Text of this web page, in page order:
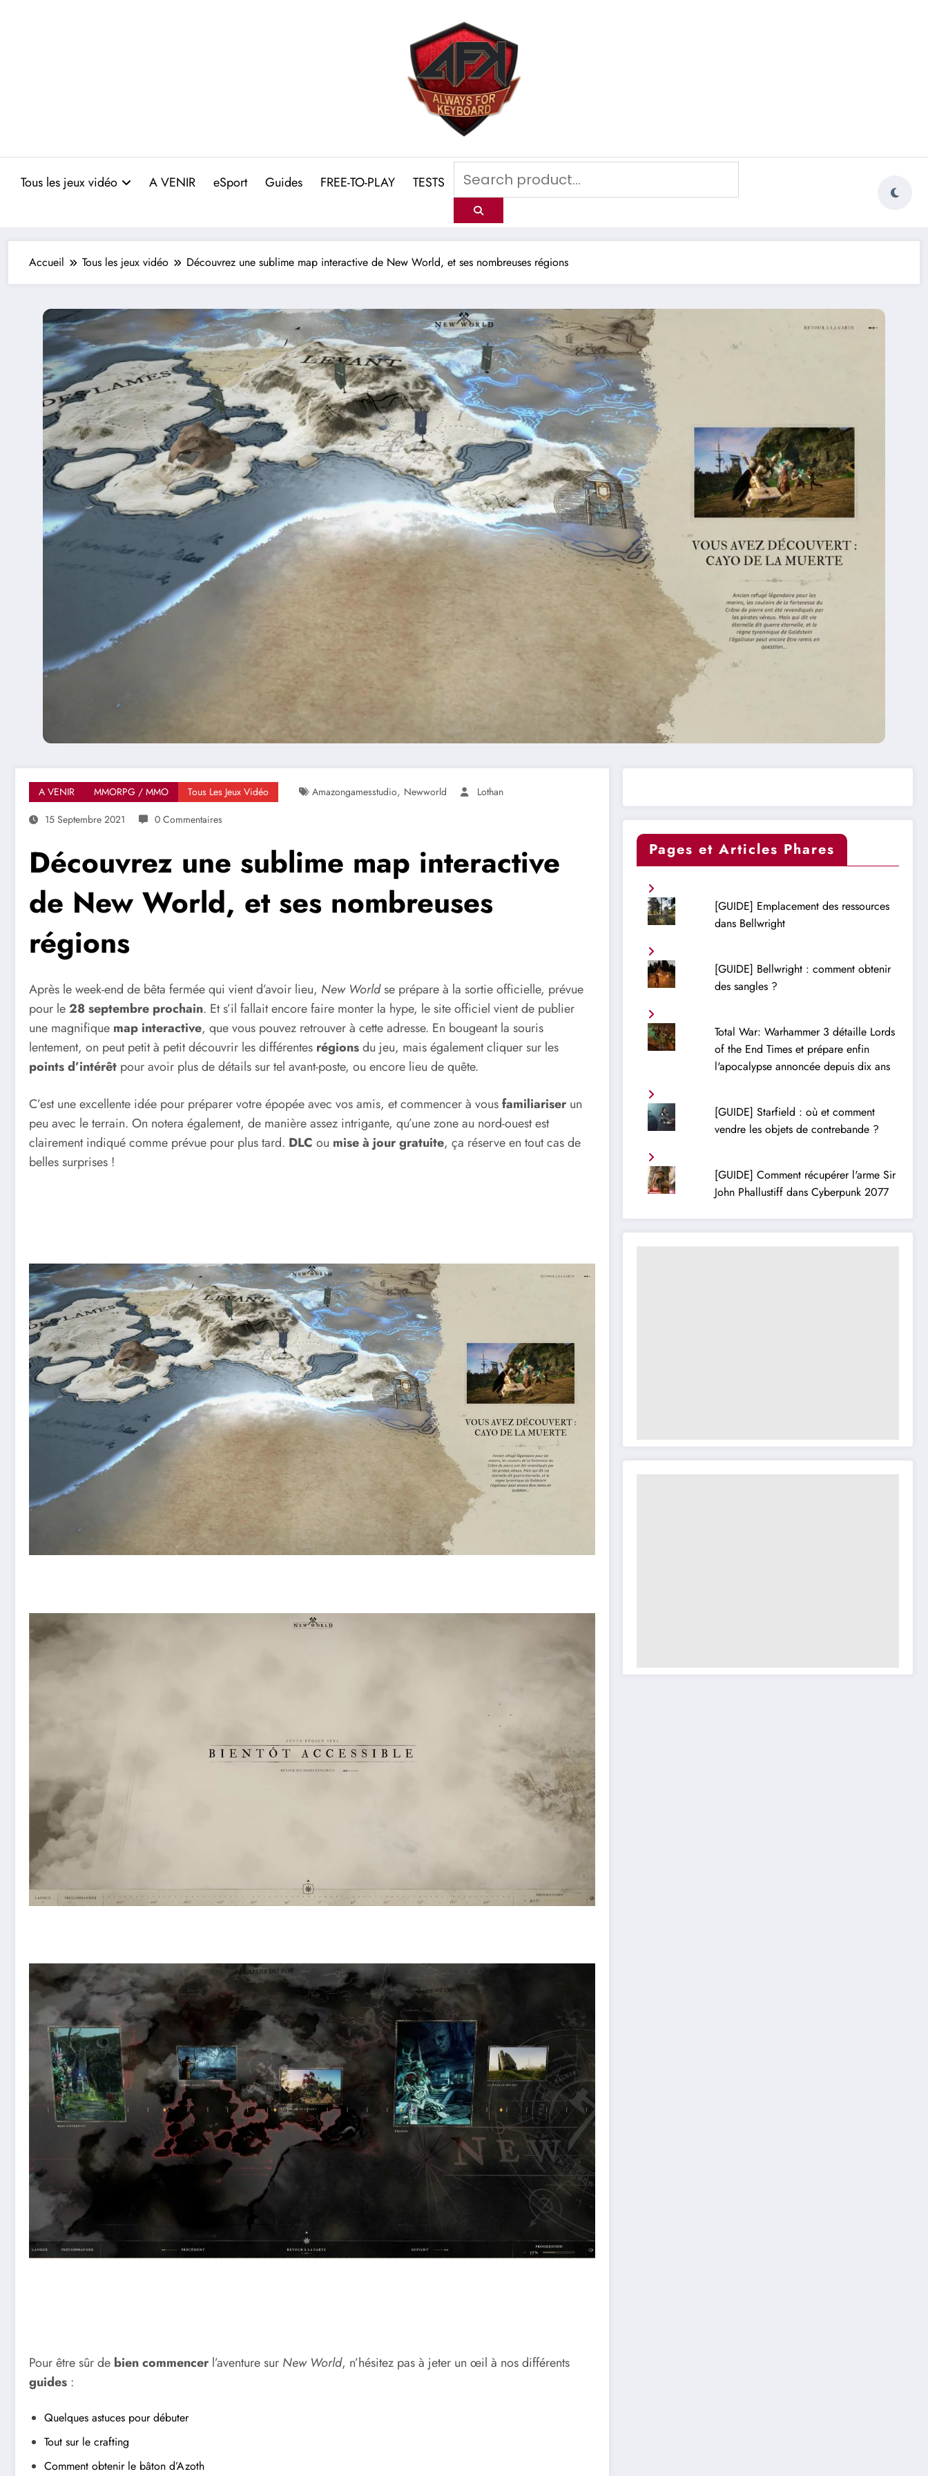
Tous les jeux vidéo A VENIR eSport Guides FREE-TO-PLAY TESTS
Accueil Tous les jeux vidéo Découvrez une sublime map interactive de New World, et ses nombreuses régions
A VENIR MMORPG / MMO Tous Les Jeux Vidéo Amazongamesstudio, Newworld
Lothan
15 Septembre 2021
0 Commentaires
Découvrez une sublime map interactive
de New World, et ses nombreuses
régions
Après le week-end de bêta fermée qui vient d’avoir lieu, New Worldse prépare à la sortie officielle, prévue
pour le28 septembre prochain. Et s’il fallait encore faire monter la hype, le site officiel vient de publier
une magnifique map interactive, que vous pouvez retrouver à cette adresse. En bougeant la souris
lentement, on peut petit à petit découvrir les différentes régionsdu jeu, mais également cliquer sur les
points d’intérêt pour avoir plus de détails sur tel avant-poste, ou encore lieu de quête.
C’est une excellente idée pour préparer votre épopée avec vos amis, et commencer à vousfamiliariser un
peu avec le terrain. On notera également, de manière assez intrigante, qu’une zone au nord-ouest est
clairement indiqué comme prévue pour plus tard. DLC ou mise à jour gratuite, ça réserve en tout cas de
belles surprises !
Pour être sûr de bien commencer l’aventure sur New World, n’hésitez pas à jeter un œil à nos différents
guides :
Quelques astuces pour débuter
Tout sur le crafting
Comment obtenir le bâton d’Azoth
Pages et Articles Phares
[GUIDE] Emplacement des ressources
dans Bellwright
[GUIDE] Bellwright : comment obtenir
des sangles ?
Total War: Warhammer 3 détaille Lords
of the End Times et prépare enfin
l'apocalypse annoncée depuis dix ans
[GUIDE] Starfield : où et comment
vendre les objets de contrebande ?
[GUIDE] Comment récupérer l'arme Sir
John Phallustiff dans Cyberpunk 2077